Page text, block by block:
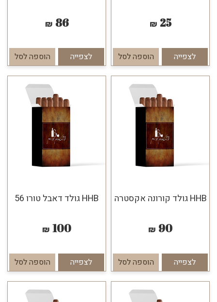
25
₪
לצפייה הוספה לסל
86
₪
לצפייה הוספה לסל
HHB גולד קורונה אקסטרה
90
₪
לצפייה הוספה לסל
HHB גולד דאבל טורו 56
100
₪
לצפייה הוספה לסל